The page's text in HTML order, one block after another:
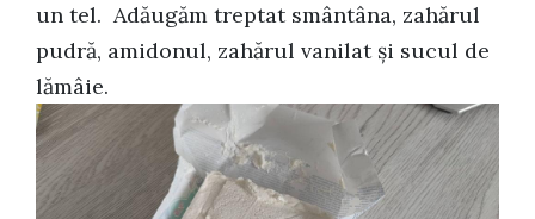
un tel. Adăugăm treptat smântâna, zahărul
pudră, amidonul, zahărul vanilat și sucul de
lămâie.